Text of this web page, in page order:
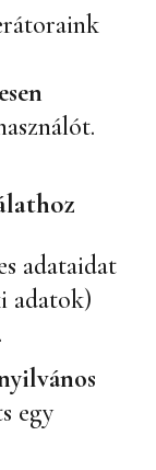
adataidat
adatok)
egy